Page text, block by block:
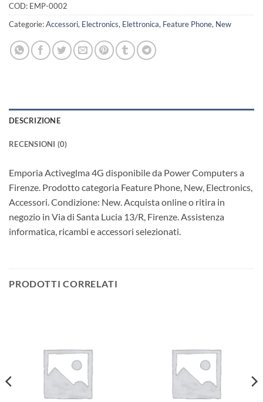
COD: EMP-0002
Categorie:Accessori, Electronics, Elettronica, Feature Phone, New
DESCRIZIONE
RECENSIONI (0)
Emporia Activeglma 4G disponibile da Power Computers a
Firenze. Prodotto categoria Feature Phone, New, Electronics,
Accessori. Condizione: New. Acquista online o ritira in
negozio in Via di Santa Lucia 13/R, Firenze. Assistenza
informatica, ricambi e accessori selezionati.
PRODOTTI CORRELATI